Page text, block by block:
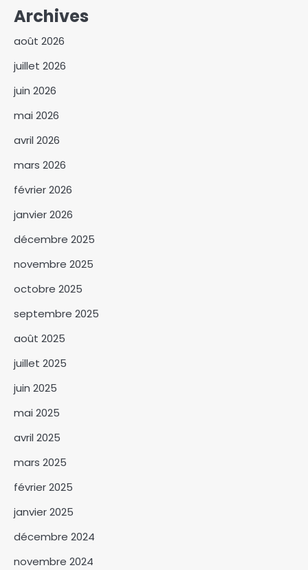
Archives
août 2026
juillet 2026
juin 2026
mai 2026
avril 2026
mars 2026
février 2026
janvier 2026
décembre 2025
novembre 2025
octobre 2025
septembre 2025
août 2025
juillet 2025
juin 2025
mai 2025
avril 2025
mars 2025
février 2025
janvier 2025
décembre 2024
novembre 2024
3
5